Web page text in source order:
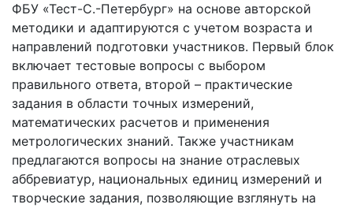
ФБУ «Тест-С.-Петербург» на основе авторской
методики и адаптируются с учетом возраста и
направлений подготовки участников. Первый блок
включает тестовые вопросы с выбором
правильного ответа, второй – практические
задания в области точных измерений,
математических расчетов и применения
метрологических знаний. Также участникам
предлагаются вопросы на знание отраслевых
аббревиатур, национальных единиц измерений и
творческие задания, позволяющие взглянуть на